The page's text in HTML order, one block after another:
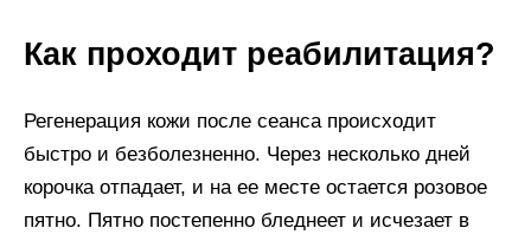
Как проходит реабилитация?
Регенерация кожи после сеанса происходит
быстро и безболезненно. Через несколько дней
корочка отпадает, и на ее месте остается розовое
пятно. Пятно постепенно бледнеет и исчезает в